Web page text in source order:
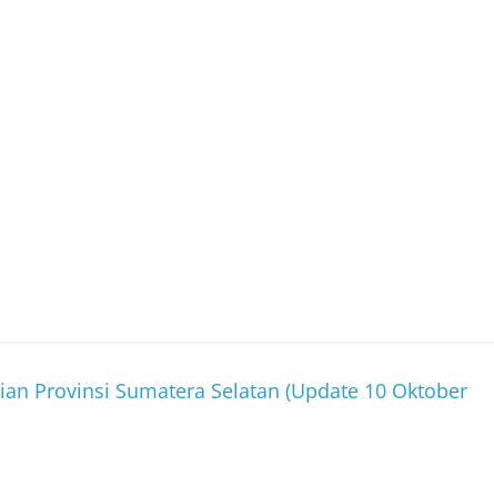
Provinsi Sumatera Selatan (Update 10 Oktober